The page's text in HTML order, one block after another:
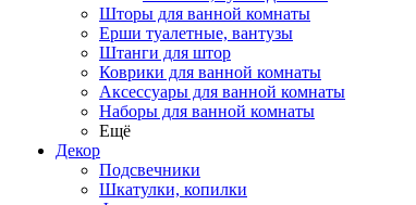
Шторы для ванной комнаты
Ерши туалетные, вантузы
Штанги для штор
Коврики для ванной комнаты
Аксессуары для ванной комнаты
Наборы для ванной комнаты
Ещё
Декор
Подсвечники
Шкатулки, копилки